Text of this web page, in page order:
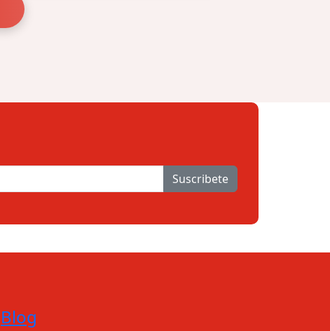
Suscribete
Blog